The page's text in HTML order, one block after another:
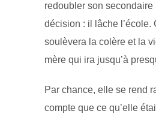
redoubler son secondaire
décision : il lâche l’école.
soulèvera la colère et la
mère qui ira jusqu’à
Par chance, elle se rend
compte que ce qu’elle